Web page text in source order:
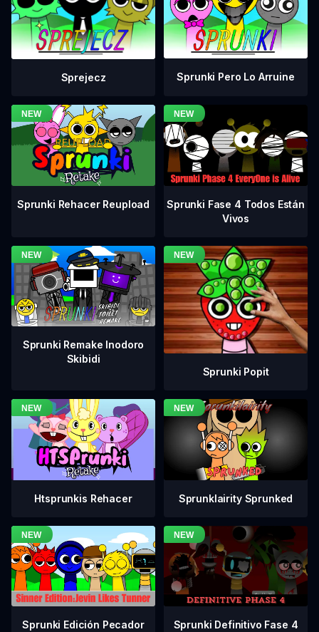
Sprejecz Sprunki Pero Lo Arruine
Sprunki Rehacer Reupload
Sprunki Fase 4 Todos Están
Vivos
Sprunki Remake Inodoro
Skibidi
Sprunki Popit
Htsprunkis Rehacer Sprunklairity Sprunked
Sprunki Edición Pecador
Sprunki Definitivo Fase 4